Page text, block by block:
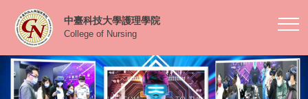
到
要
內
容
中臺科技大學護理學院
College of Nursing